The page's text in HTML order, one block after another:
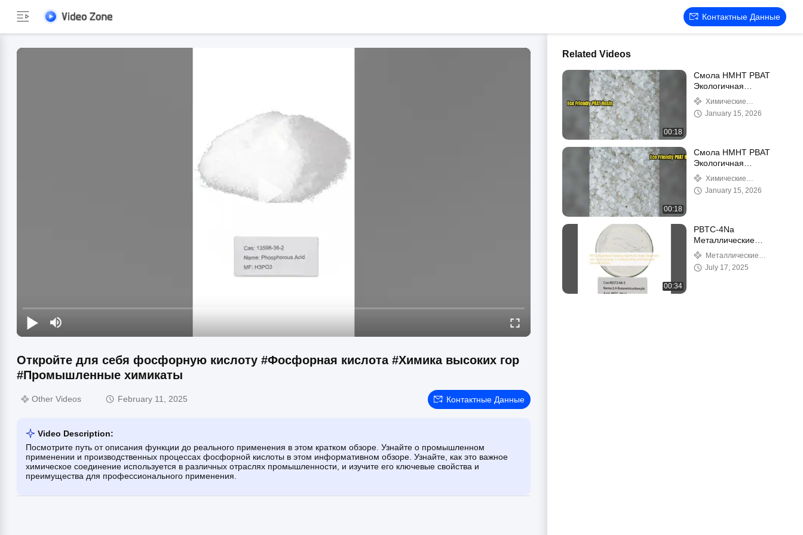
Контактные Данные
Откройте для себя фосфорную кислоту #Фосфорная кислота #Химика высоких гор
#Промышленные химикаты
Other Videos February 11, 2025 Контактные Данные
Video Description:
Посмотрите путь от описания функции до реального применения в этом кратком обзоре. Узнайте о промышленном
применении и производственных процессах фосфорной кислоты в этом информативном обзоре. Узнайте, как это важное
химическое соединение используется в различных отраслях промышленности, и изучите его ключевые свойства и
преимущества для профессионального применения.
Related Videos
00:18
Смола HMHT PBAT
Экологичная
альтернатива ПВХ
Химические
промежуточные продукты
January 15, 2026
00:18
Смола HMHT PBAT
Экологичная
альтернатива ПВХ
Химические
промежуточные продукты
January 15, 2026
00:34
PBTC-4Na
Металлические
хелатирующие агенты
для очистки воды с
хорошей синергией в
Металлические
хелатирующие агенты
July 17, 2025